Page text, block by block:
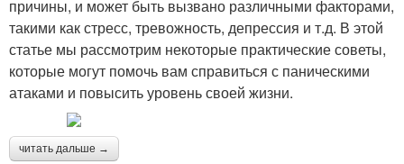
причины, и может быть вызвано различными факторами,
такими как стресс, тревожность, депрессия и т.д. В этой
статье мы рассмотрим некоторые практические советы,
которые могут помочь вам справиться с паническими
атаками и повысить уровень своей жизни.
читать дальше →